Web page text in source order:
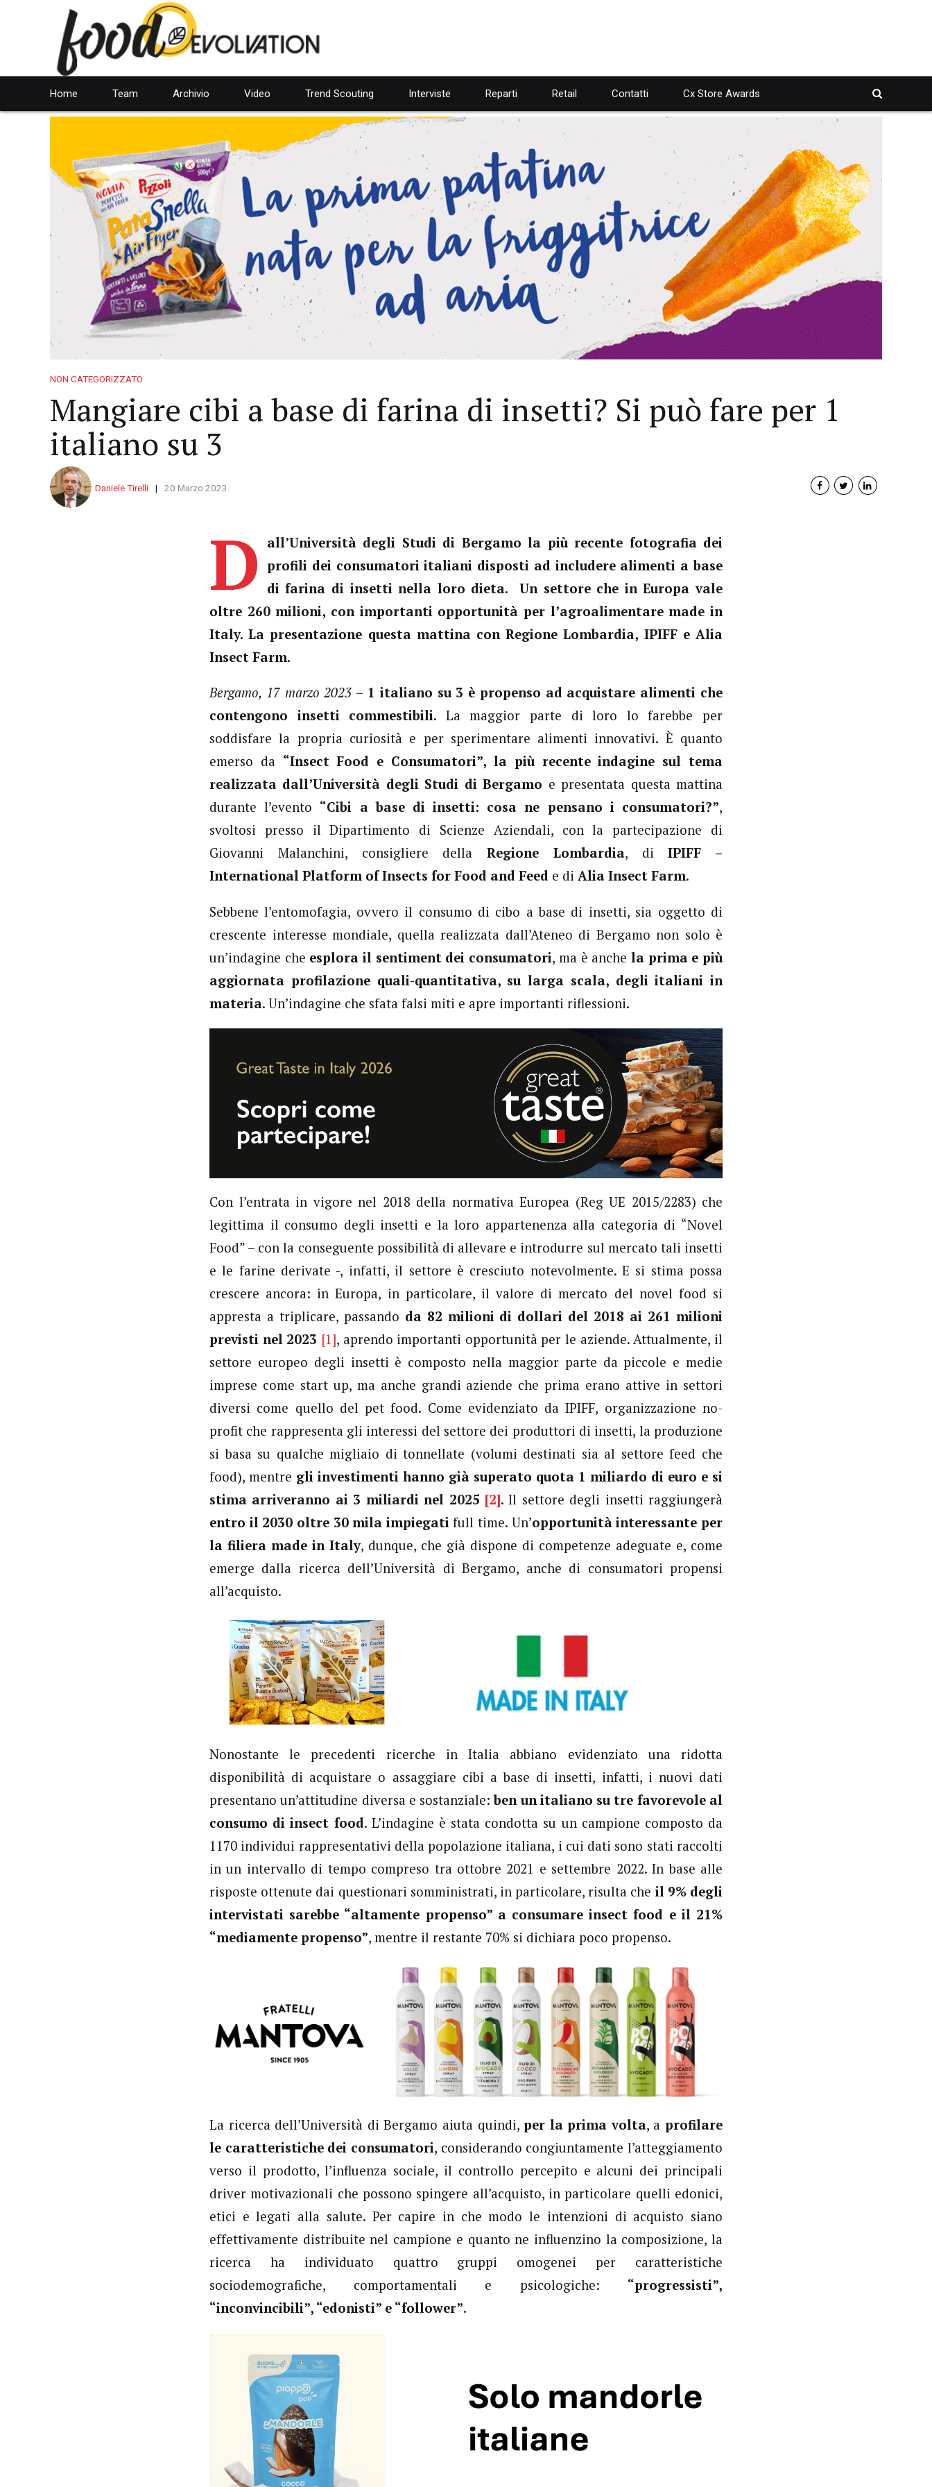
Home Team Archivio Video Trend Scouting Interviste Reparti Retail Contatti Cx Store Awards
NON CATEGORIZZATO
Mangiare cibi a base di farina di insetti? Si può fare per 1
italiano su 3
Daniele Tirelli 20 Marzo 2023
D
all’Università degli Studi di Bergamo la più recente fotografia dei
profili dei consumatori italiani disposti ad includere alimenti a base
di farina di insetti nella loro dieta. Un settore che in Europa vale
oltre 260 milioni, con importanti opportunità per l’agroalimentare made in
Italy. La presentazione questa mattina con Regione Lombardia, IPIFF e Alia
Insect Farm.
Bergamo, 17 marzo 2023 – 1 italiano su 3 è propenso ad acquistare alimenti che
contengono insetti commestibili. La maggior parte di loro lo farebbe per
soddisfare la propria curiosità e per sperimentare alimenti innovativi. È quanto
emerso da “Insect Food e Consumatori”, la più recente indagine sul tema
realizzata dall’Università degli Studi di Bergamo e presentata questa mattina
durante l’evento “Cibi a base di insetti: cosa ne pensano i consumatori?”,
svoltosi presso il Dipartimento di Scienze Aziendali, con la partecipazione di
Giovanni Malanchini, consigliere della Regione Lombardia, diIPIFF –
International Platform of Insects for Food and Feed e di Alia Insect Farm.
Sebbene l’entomofagia, ovvero il consumo di cibo a base di insetti, sia oggetto di
crescente interesse mondiale, quella realizzata dall’Ateneo di Bergamo non solo è
un’indagine che esplora il sentiment dei consumatori, ma è anche la prima e più
aggiornata profilazione quali-quantitativa, su larga scala, degli italiani in
materia. Un’indagine che sfata falsi miti e apre importanti riflessioni.
Con l’entrata in vigore nel 2018 della normativa Europea (Reg UE 2015/2283) che
legittima il consumo degli insetti e la loro appartenenza alla categoria di “Novel
Food” – con la conseguente possibilità di allevare e introdurre sul mercato tali insetti
e le farine derivate -, infatti, il settore è cresciuto notevolmente. E si stima possa
crescere ancora: in Europa, in particolare, il valore di mercato del novel food si
appresta a triplicare, passando da 82 milioni di dollari del 2018 ai 261 milioni
previsti nel 2023 [1], aprendo importanti opportunità per le aziende. Attualmente, il
settore europeo degli insetti è composto nella maggior parte da piccole e medie
imprese come start up, ma anche grandi aziende che prima erano attive in settori
diversi come quello del pet food. Come evidenziato da IPIFF, organizzazione no-
profit che rappresenta gli interessi del settore dei produttori di insetti, la produzione
si basa su qualche migliaio di tonnellate (volumi destinati sia al settore feed che
food), mentre gli investimenti hanno già superato quota 1 miliardo di euro e si
stima arriveranno ai 3 miliardi nel 2025 [2]. Il settore degli insetti raggiungerà
entro il 2030 oltre 30 mila impiegati full time. Un’opportunità interessante per
la filiera made in Italy, dunque, che già dispone di competenze adeguate e, come
emerge dalla ricerca dell’Università di Bergamo, anche di consumatori propensi
all’acquisto.
Nonostante le precedenti ricerche in Italia abbiano evidenziato una ridotta
disponibilità di acquistare o assaggiare cibi a base di insetti, infatti, i nuovi dati
presentano un’attitudine diversa e sostanziale:ben un italiano su tre favorevole al
consumo di insect food. L’indagine è stata condotta su un campione composto da
1170 individui rappresentativi della popolazione italiana, i cui dati sono stati raccolti
in un intervallo di tempo compreso tra ottobre 2021 e settembre 2022. In base alle
risposte ottenute dai questionari somministrati, in particolare, risulta che il 9% degli
intervistati sarebbe “altamente propenso” a consumare insect food e il 21%
“mediamente propenso”, mentre il restante 70% si dichiara poco propenso.
La ricerca dell’Università di Bergamo aiuta quindi,per la prima volta, aprofilare
le caratteristiche dei consumatori, considerando congiuntamente l’atteggiamento
verso il prodotto, l’influenza sociale, il controllo percepito e alcuni dei principali
driver motivazionali che possono spingere all’acquisto, in particolare quelli edonici,
etici e legati alla salute. Per capire in che modo le intenzioni di acquisto siano
effettivamente distribuite nel campione e quanto ne influenzino la composizione, la
ricerca ha individuato quattro gruppi omogenei per caratteristiche
sociodemografiche, comportamentali e psicologiche: “progressisti”,
“inconvincibili”, “edonisti” e “follower”.